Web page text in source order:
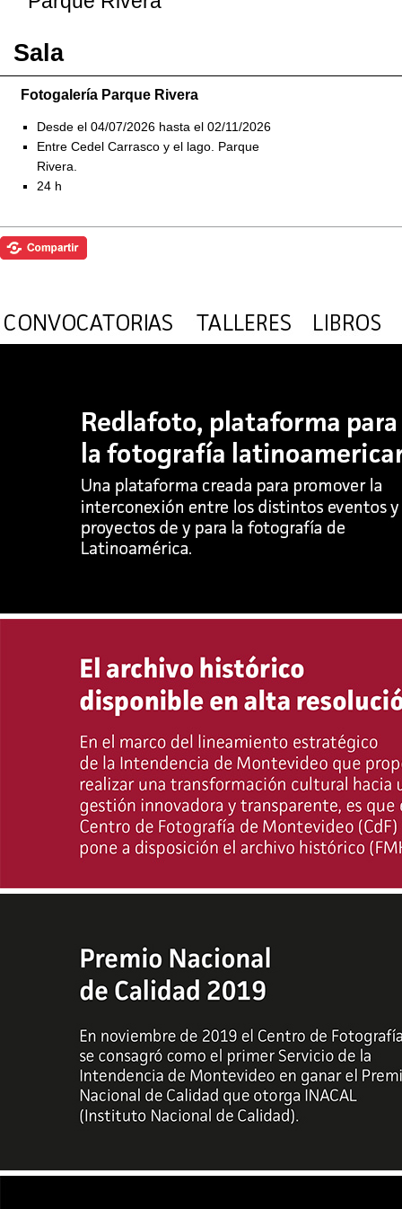
Sala
Fotogalería Parque Rivera
Desde el 04/07/2026 hasta el 02/11/2026
Entre Cedel Carrasco y el lago. Parque
Rivera.
24 h